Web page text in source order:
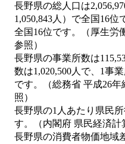
長野県の総人口は
1,050,843人）で全国16位
全国16位です。（厚生労
参照）
長野県の事業所数は
数は1,020,500人で、1事
です。（総務省 平成26
照）
長野県の1人あたり県民
す。（内閣府 県民経済計
長野県の消費者物価地域